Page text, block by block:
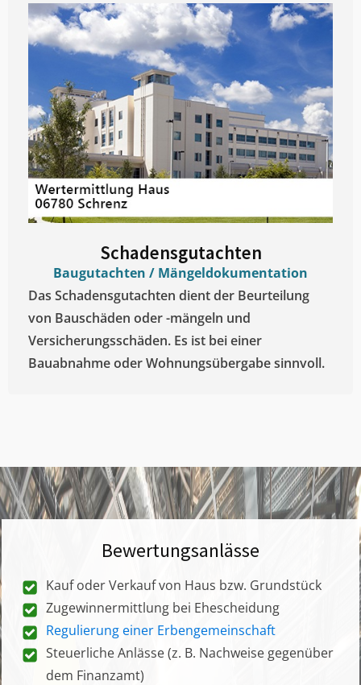
Schadensgutachten
Baugutachten / Mängeldokumentation
Das Schadensgutachten dient der Beurteilung
von Bauschäden oder -mängeln und
Versicherungsschäden. Es ist bei einer
Bauabnahme oder Wohnungsübergabe sinnvoll.
Bewertungsanlässe
Kauf oder Verkauf von Haus bzw. Grundstück
Zugewinnermittlung bei Ehescheidung
Regulierung einer Erbengemeinschaft
Steuerliche Anlässe (z. B. Nachweise gegenüber
dem Finanzamt)